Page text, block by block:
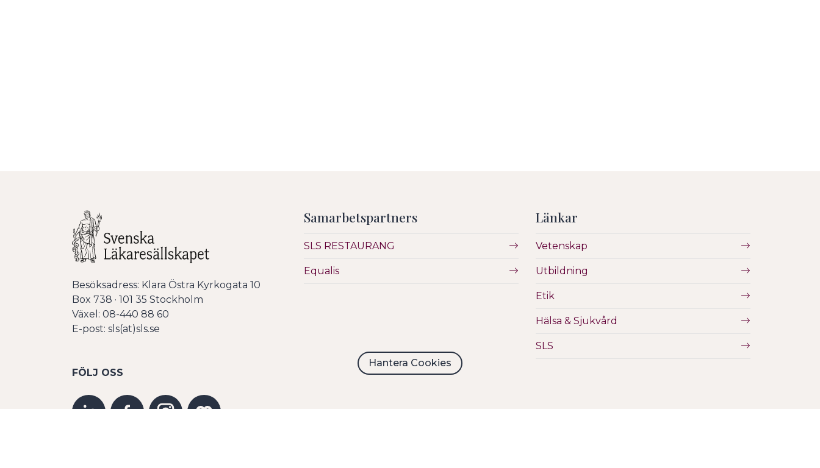
Besöksadress: Klara Östra Kyrkogata 10
Box 738 · 101 35 Stockholm
Växel: 08-440 88 60
E-post: sls(at)sls.se
FÖLJ OSS
Samarbetspartners
SLS RESTAURANG
Equalis
Länkar
Vetenskap
Utbildning
Etik
Hälsa & Sjukvård
SLS
Hantera Cookies